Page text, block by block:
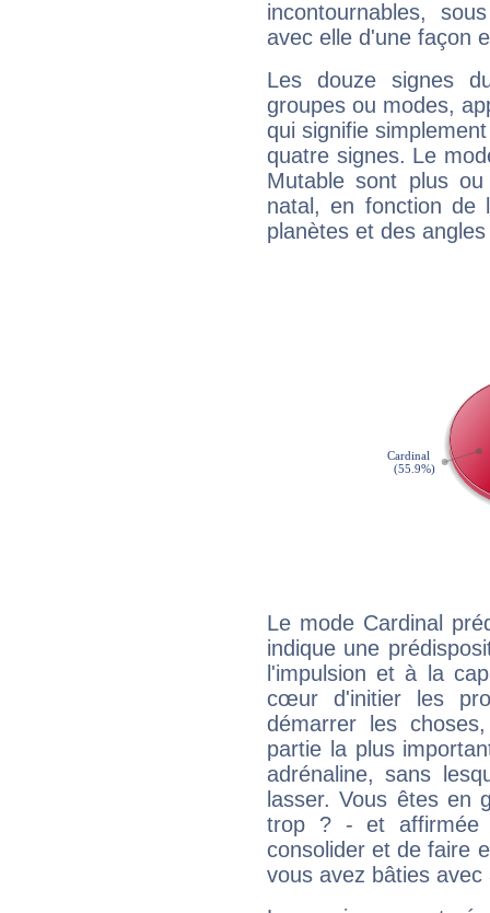
incontournables,
avec elle d'une façon
Les douze signes
groupes ou modes,
qui signifie
quatre signes. Le
Mutable sont plus
natal, en fonction de
planètes et des
Le mode Cardinal
indique une
l'impulsion et à la
cœur d'initier les
démarrer les
partie la plus
adrénaline, sans
lasser. Vous êtes en
trop ? - et affirmée
consolider et de faire
vous avez bâties avec